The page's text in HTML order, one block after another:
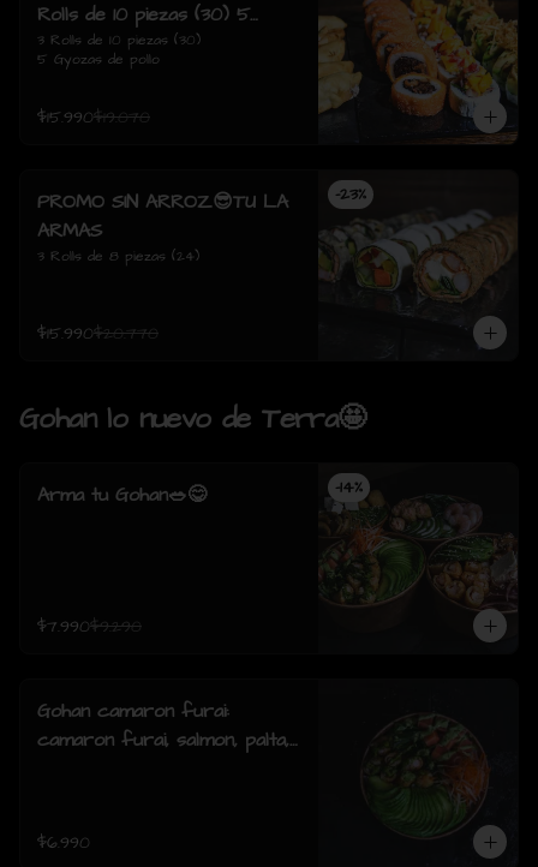
Rolls de 10 piezas (30) 5
Gyozas de pollo
3 Rolls de 10 piezas (30)
5 Gyozas de pollo
$15.990$19.070
-23%
PROMO SIN ARROZ😎TU LA
ARMAS
3 Rolls de 8 piezas (24)
$15.990$20.770
Gohan lo nuevo de Terra🤩
-14%
Arma tu Gohan🥗😋
$7.990$9.290
Gohan camaron furai:
camaron furai, salmon, palta,
$6.990